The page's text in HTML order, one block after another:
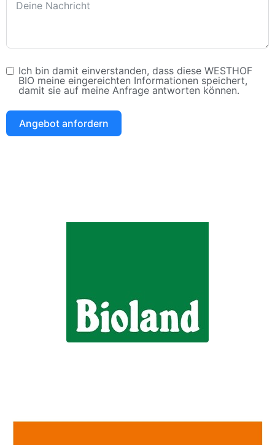
Ich bin damit einverstanden, dass diese WESTHOF
BIO meine eingereichten Informationen speichert,
damit sie auf meine Anfrage antworten können.
Angebot anfordern